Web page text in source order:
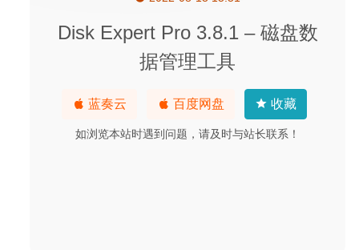
Disk Expert Pro 3.8.1 – 磁盘数
据管理工具
蓝奏云 百度网盘 收藏
如浏览本站时遇到问题，请及时与站长联系！
三国志汉末霸业 1.0.0.3412 中文版-正统三国回合制的SLG
Disk Diet 5.6.2 中文版-简洁的Mac系统清理软件 2025-03-
VideoSolo Blu-ray Player 1.1.22 – 优秀的蓝光高清视频播